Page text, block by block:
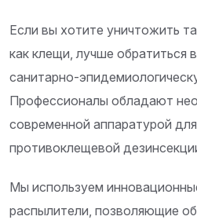
Если вы хотите уничтожить
как клещи, лучше обратиться
санитарно-
Профессионалы обладают
современной аппаратурой
противоклещевой
Мы используем
распылители, позволяющие